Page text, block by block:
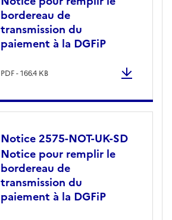
bordereau de
transmission du
paiement à la DGFiP
PDF - 166.4 KB
Notice 2575-NOT-UK-SD
Notice pour remplir le
bordereau de
transmission du
paiement à la DGFiP